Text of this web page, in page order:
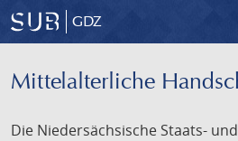
GDZ
Mittelalterliche
Die Niedersächsische Staats-